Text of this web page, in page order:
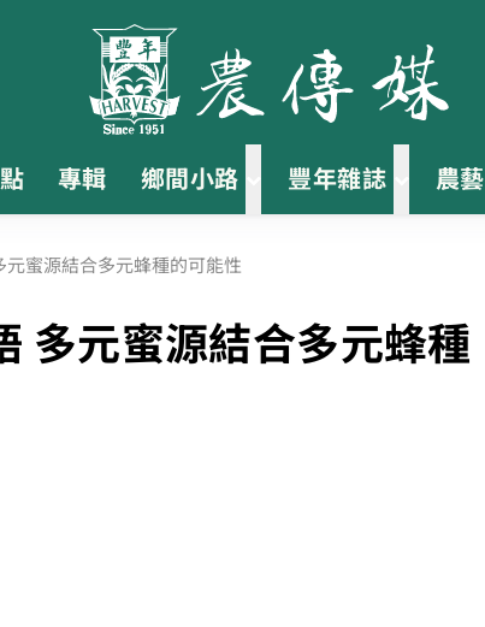
專輯 鄉間小路 豐年雜誌 農藝
蜜源結合多元蜂種的可能性
元蜜源結合多元蜂種